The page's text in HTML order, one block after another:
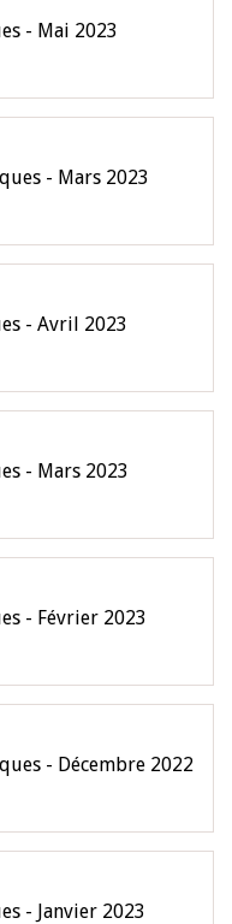
- Mai 2023
- Mars 2023
- Avril 2023
- Mars 2023
- Février 2023
- Décembre 2022
- Janvier 2023